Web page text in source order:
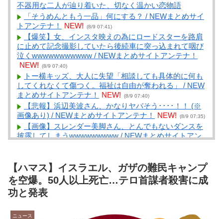
不器用な二人が辿り着いた、切なく温かい恋物語
「そうめんともう一品」何にする？ / NEWまとめサイ
トアンテナ！
NEW! (8/9 07:41)
【爆笑】女、インスタ映えの為にロードスターを路肩
に止めて記念撮影していたら後続車に突っ込まれて咽び
泣くwwwwwwwwwww / NEWまとめサイトアンテナ！
NEW!
(8/9 07:40)
トー横キッズ、大人に失望「相談しても具体的に何も
してくれなくて傷つく。福祉は自由が奪われる」 / NEW
まとめサイトアンテナ！
NEW! (8/9 07:40)
【悲報】浜辺美波さん、かなりヤバそう････！！ (※
画像あり) / NEWまとめサイトアンテナ！
NEW! (8/9 07:35)
【画像】スレンダー美脚さん、とんでもないダンスを
披露してしまうwwwwwwwww / NEWまとめサイトアン
かで繋がってるよな？ / VIP・ネタ・オールジャンル –
New World Antenna NEW! (8/9 07:27)
ピラミッドの近くに住んでる家族って「週末どこ行
く？とりあえずピラミッド行く？」「子供遊ばせるとこ
Z NEW!
【ハマス】イスラエル、ガザの難民キャンプ
を空爆。50人以上死亡…テロ首謀者殺害に成
功と発表
ニュース